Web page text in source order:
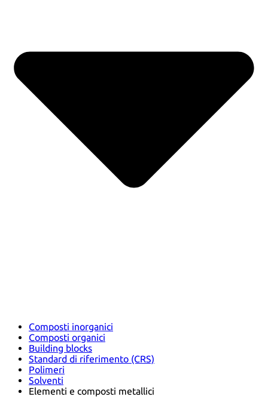
Composti inorganici
Composti organici
Building blocks
Standard di riferimento (CRS)
Polimeri
Solventi
Elementi e composti metallici